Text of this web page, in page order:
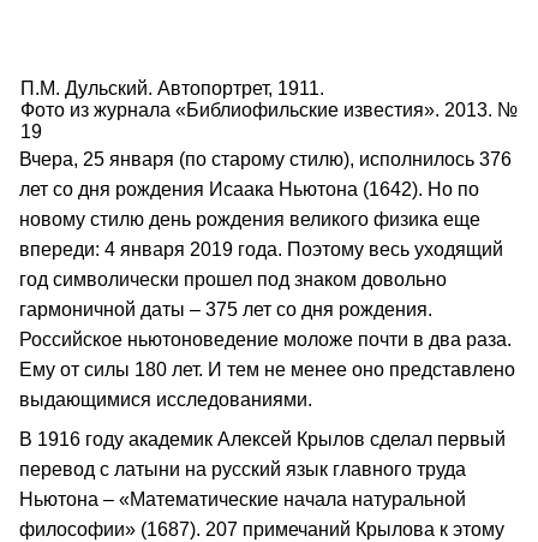
П.М. Дульский. Автопортрет, 1911.
Фото из журнала «Библиофильские известия». 2013. №
19
Вчера, 25 января (по старому стилю), исполнилось 376
лет со дня рождения Исаака Ньютона (1642). Но по
новому стилю день рождения великого физика еще
впереди: 4 января 2019 года. Поэтому весь уходящий
год символически прошел под знаком довольно
гармоничной даты – 375 лет со дня рождения.
Российское ньютоноведение моложе почти в два раза.
Ему от силы 180 лет. И тем не менее оно представлено
выдающимися исследованиями.
В 1916 году академик Алексей Крылов сделал первый
перевод с латыни на русский язык главного труда
Ньютона – «Математические начала натуральной
философии» (1687). 207 примечаний Крылова к этому